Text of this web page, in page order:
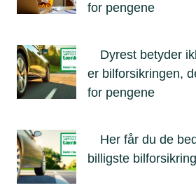
for pengene
Dyrest betyder
er bilforsikringen,
for pengene
Her får du de
billigste